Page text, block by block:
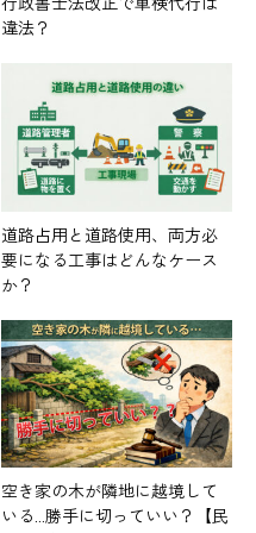
違法？
道路占用と道路使用、両方必
要になる工事はどんなケース
か？
空き家の木が隣地に越境して
いる…勝手に切っていい？【民